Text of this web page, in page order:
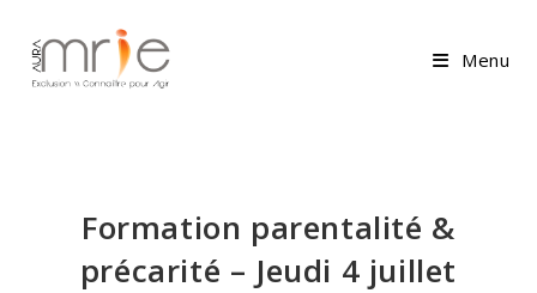
Menu
Formation parentalité &
précarité – Jeudi 4 juillet